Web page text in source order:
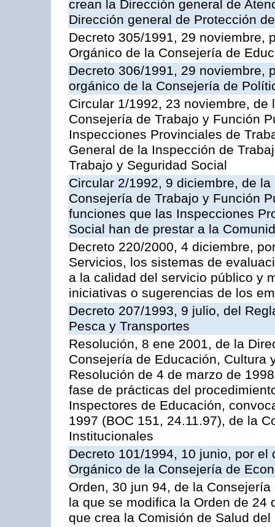
crean la Dirección general de
Dirección general de Protección
Decreto 305/1991, 29 noviembre,
Orgánico de la Consejería de
Decreto 306/1991, 29 noviembre,
orgánico de la Consejería de
Circular 1/1992, 23 noviembre,
Consejería de Trabajo y Función
Inspecciones Provinciales de
General de la Inspección de
Trabajo y Seguridad Social
Circular 2/1992, 9 diciembre, de
Consejería de Trabajo y Función
funciones que las Inspecciones
Social han de prestar a la
Decreto 220/2000, 4 diciembre,
Servicios, los sistemas de
a la calidad del servicio público y
iniciativas o sugerencias de los
Decreto 207/1993, 9 julio, del
Pesca y Transportes
Resolución, 8 ene 2001, de la
Consejería de Educación, Cultura
Resolución de 4 de marzo de
fase de prácticas del
Inspectores de Educación,
1997 (BOC 151, 24.11.97), de la
Institucionales
Decreto 101/1994, 10 junio, por
Orgánico de la Consejería de
Orden, 30 jun 94, de la
la que se modifica la Orden de 24
que crea la Comisión de Salud